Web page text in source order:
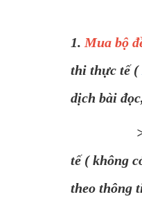
1. Mua bộ
thi thực tế (
dịch bài
tế ( không
theo thông